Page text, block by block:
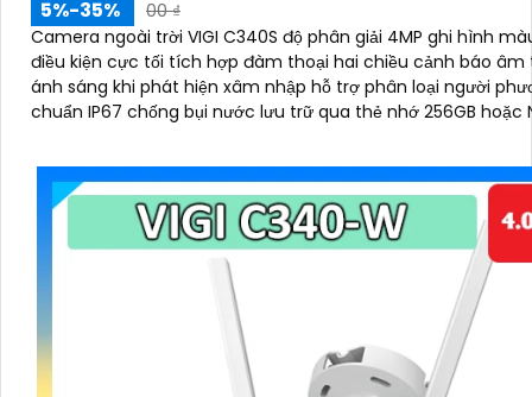
5%-35%
00 ₫
Camera ngoài trời VIGI C340S độ phân giải 4MP ghi hình
điều kiện cực tối tích hợp đàm thoại hai chiều cảnh báo âm
ánh sáng khi phát hiện xâm nhập hỗ trợ phân loại người
chuẩn IP67 chống bụi nước lưu trữ qua thẻ nhớ 256GB hoặc